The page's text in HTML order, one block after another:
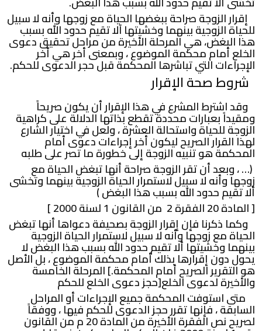
إقرار الزوجة صراحة ببغضها الحياة مع زوجها وأنه لا سبيل
للحياة الزوجية بينهما وخشيتها آلا تقيم حدود الله بسبب
هذا البغض، هي المرحلة الأخيرة من مراحل تحقيق دعوى
الخلع أمام محكمة الموضوع ، وبمعنى أخر هي أخر
الإجراءات التي تباشرها المحكمة قبل حجر الدعوى للحكم.
شروط صحة الإقرار
وقد اشترط المشرع في هذا الإقرار أن يكون صريحاً
ومقيداً بعبارات محددة تقطع بذاتها الدلالة على كراهية
الزوجة للحياة واستحالة العشرة ، ولعل في اختيار الشارع
لهذا القرار الصريح ليكون أخر إجراءات دعوى أمام
المحكمة هو تنبيه الزوجة إلى خطورة ما تصر على طلبه
(… ، وبعد أن تقر الزوجة صراحة أنها تبغض الحياة مع
زوجها وأنه لا سبيل لاستمرار الحياة الزوجية بينهما وتخشى
ألا تقيم حدود الله بسبب هذا البغض )
[ المادة 20 الفقرة 2 من القانون 1 لسنة 2000 ]
وكما ذكرنا فإن إقرار الزوجة بصحيفة دعواها أنها تبغض
الحياة مع زوجها وأنه لا سبيل لاستمرار الحياة الزوجية
بينهما وخشيتها ألا تقيم حدود الله بسبب هذا البغض لا
يحول دون إقرارها بذلك أمام محكمة الموضوع ، بل الأصل
هو التقرير الصريح أمام المحكمة.] المرحلة الخامسة
والأخيرة لدعوى الخلع[حجز دعوى الخلع للحكم
متى استوفت المحكمة جميع الإجراءات أو المراحل
السابقة ، فإنها تقرر حجز الدعوى للحكم فيها ، ووفقاً
لصريح نص الفقرة الأخيرة من المادة 20 م من القانون